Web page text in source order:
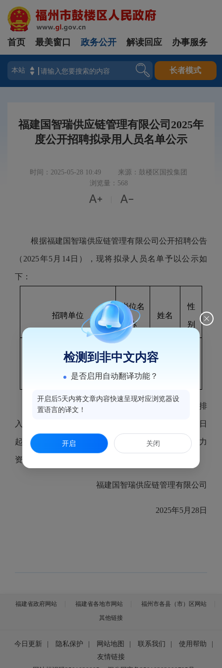
登录
首页 最美窗口 政务公开 解读回应 办事服务
长者模式
福建国智瑞供应链管理有限公司2025年
度公开招聘拟录用人员名单公示
时间：2025-05-28 10:49
来源：鼓楼区国投集团
浏览量：568
 
根据福建国智瑞供应链管理有限公司公开招聘公告
（2025年5 月 14日），现将拟录人员名单予以公示如
下：
招聘单位
岗位名
称
姓名
性
别
福建国智瑞供应链管理有
限公司
拟录用人员经公示不影响录用的，按有关规定安排
入职体检等步骤。如对公示对象有异议，请于公示之日
起 5个工作 日内向福建国智瑞供应链管理有限公司人力
资源部
福建国智瑞供应链管理有限公司
2025年5月 28日
福建省政府网站 福建省各地市网站
福州市各县（市）区网站
其他链接
今日更新 隐私保护 网站地图 联系我们 使用帮助
友情链接
检测到非中文内容
是否启用自动翻译功能？
开启后5天内将文章内容快速呈现对应浏览器设
置语言的译文！
开启 关闭